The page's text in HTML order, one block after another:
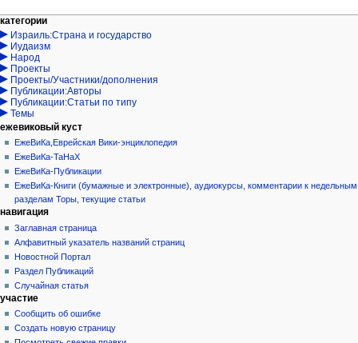
Навигация
действия на странице
служебная
страница
персональные инструменты
войти
запрос
учётной
записи
категории
Израиль:Страна и государство
Иудаизм
Народ
Проекты
Проекты/Участники/дополнения
Публикации:Авторы
Публикации:Статьи по типу
Темы
ежевиковый куст
ЕжеВиКа,Еврейская Вики-энциклопедия
ЕжеВиКа-ТаНаХ
ЕжеВиКа-Публикации
ЕжеВиКа-Книги (бумажные и электронные), аудиокурсы, комментарии к недельным
разделам Торы, текущие статьи
навигация
Заглавная страница
Алфавитный указатель названий страниц
Новостной Портал
Раздел Публикаций
Случайная статья
участие
Сообщить об ошибке
Создать новую страницу